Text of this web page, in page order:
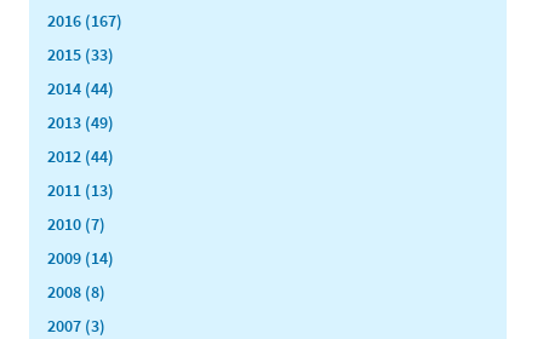
2016 (167)
2015 (33)
2014 (44)
2013 (49)
2012 (44)
2011 (13)
2010 (7)
2009 (14)
2008 (8)
2007 (3)